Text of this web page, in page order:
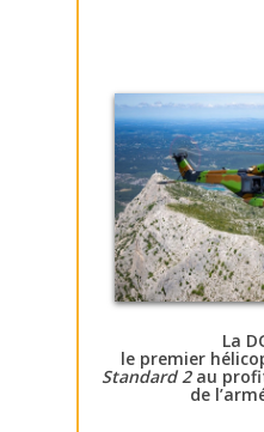
La
le premier
Standard 2au
de